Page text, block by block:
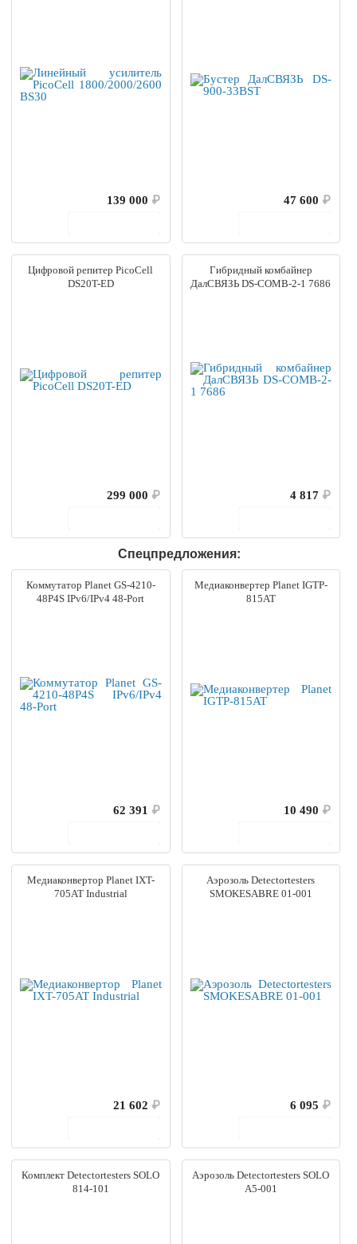
139 000 ₽
47 600 ₽
Цифровой репитер PicoCell
DS20T-ED
299 000 ₽
Гибридный комбайнер
ДалСВЯЗЬ DS-COMB-2-1 7686
4 817 ₽
Спецпредложения:
Коммутатор Planet GS-4210-
48P4S IPv6/IPv4 48-Port
62 391 ₽
Медиаконвертер Planet IGTP-
815AT
10 490 ₽
Медиаконвертор Planet IXT-
705AT Industrial
21 602 ₽
Аэрозоль Detectortesters
SMOKESABRE 01-001
6 095 ₽
Комплект Detectortesters SOLO
814-101
Аэрозоль Detectortesters SOLO
A5-001